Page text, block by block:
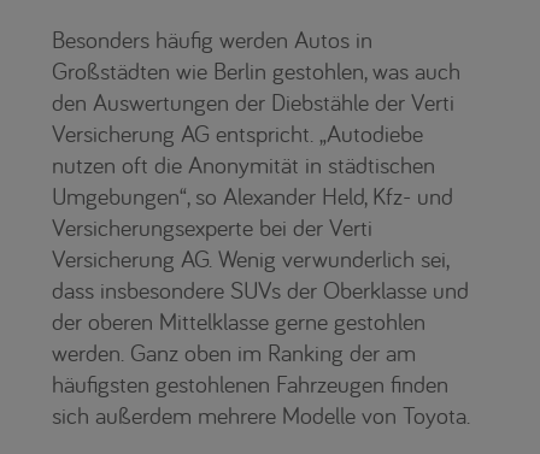
Besonders häufig werden Autos in
Großstädten wie Berlin gestohlen, was auch
den Auswertungen der Diebstähle der Verti
Versicherung AG entspricht. „Autodiebe
nutzen oft die Anonymität in städtischen
Umgebungen“, so Alexander Held, Kfz- und
Versicherungsexperte bei der Verti
Versicherung AG. Wenig verwunderlich sei,
dass insbesondere SUVs der Oberklasse und
der oberen Mittelklasse gerne gestohlen
werden. Ganz oben im Ranking der am
häufigsten gestohlenen Fahrzeugen finden
sich außerdem mehrere Modelle von Toyota.